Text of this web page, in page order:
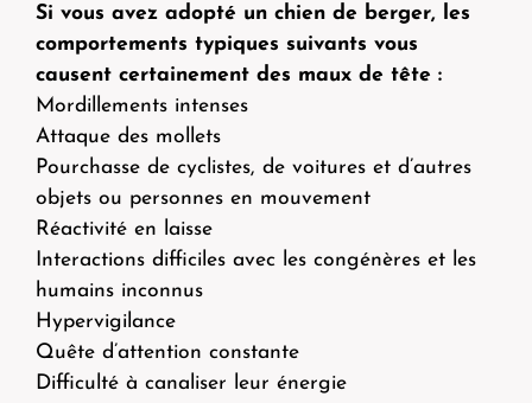
Si vous avez adopté un chien de berger, les
comportements typiques suivants vous
causent certainement des maux de tête :
Mordillements intenses
Attaque des mollets
Pourchasse de cyclistes, de voitures et d’autres
objets ou personnes en mouvement
Réactivité en laisse
Interactions difficiles avec les congénères et les
humains inconnus
Hypervigilance
Quête d’attention constante
Difficulté à canaliser leur énergie